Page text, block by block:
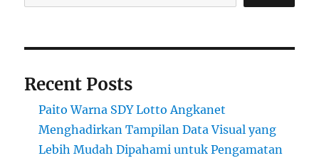
Recent Posts
Paito Warna SDY Lotto Angkanet
Menghadirkan Tampilan Data Visual yang
Lebih Mudah Dipahami untuk Pengamatan